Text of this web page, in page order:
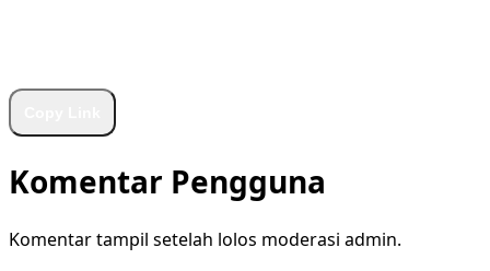
Komentar Pengguna
Komentar tampil setelah lolos moderasi admin.